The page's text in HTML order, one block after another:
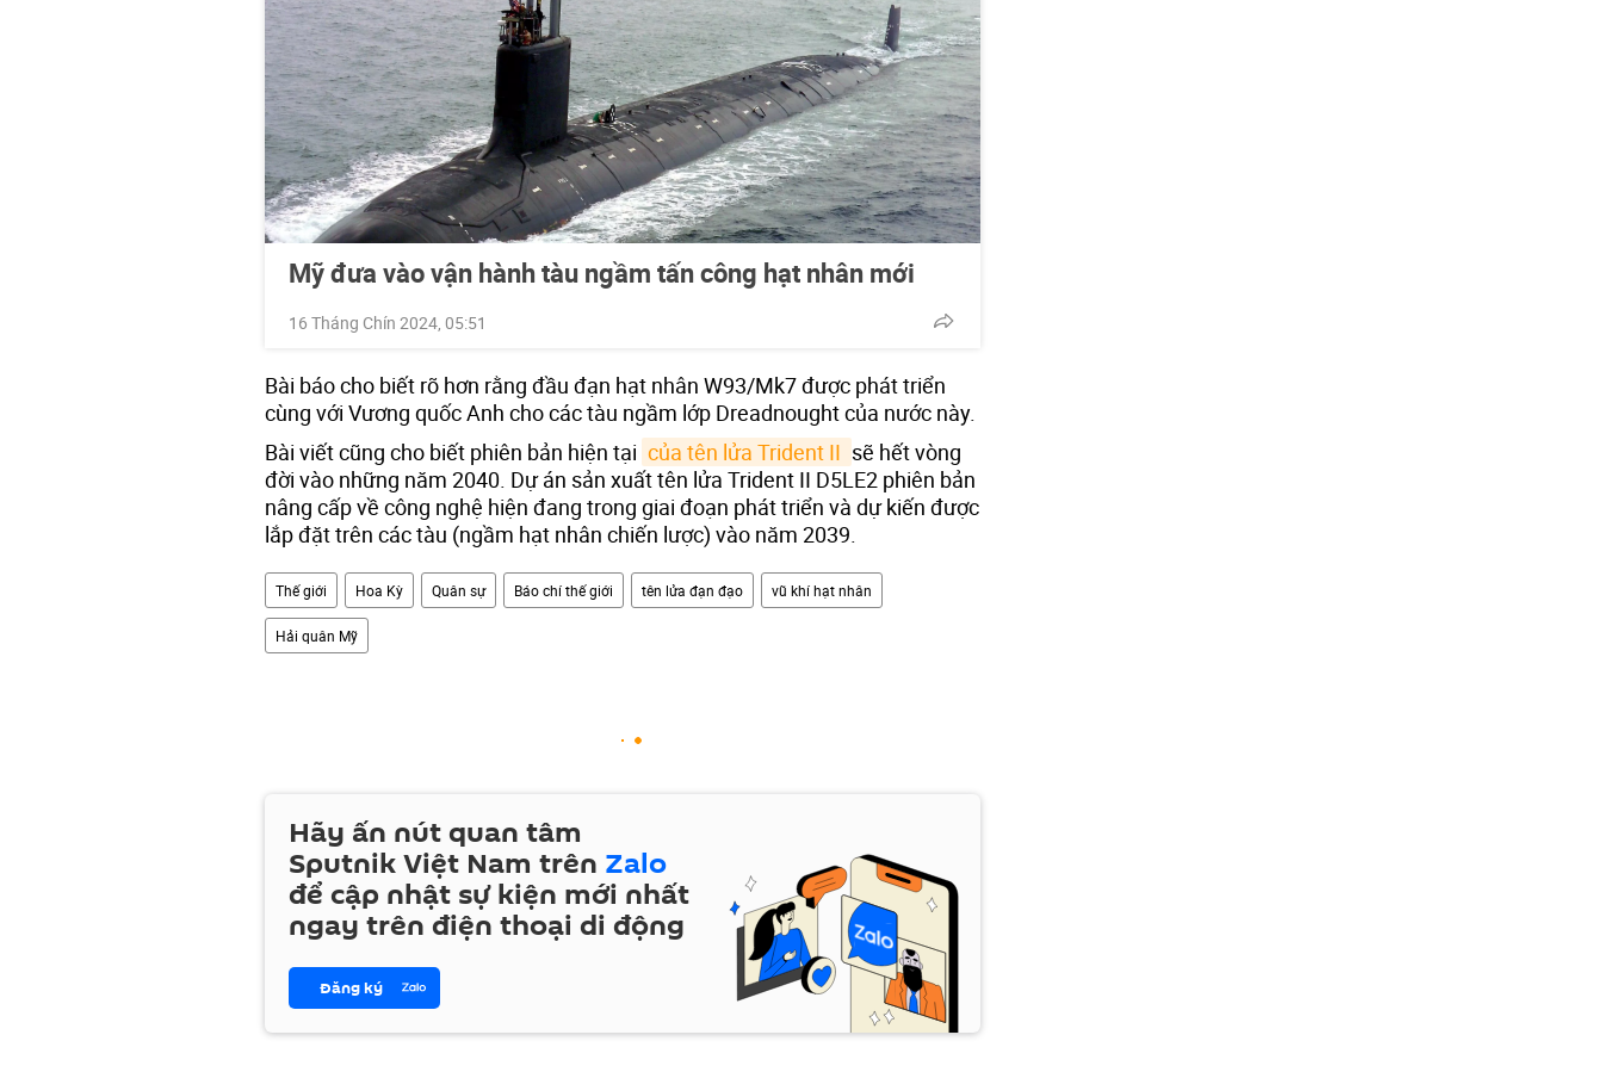
Mỹ đưa vào vận hành tàu ngầm tấn công hạt nhân mới
16 Tháng Chín 2024, 05:51
Bài báo cho biết rõ hơn rằng đầu đạn hạt nhân W93/Mk7 được phát triển
cùng với Vương quốc Anh cho các tàu ngầm lớp Dreadnought của nước này.
Bài viết cũng cho biết phiên bản hiện tại của tên lửa Trident II sẽ hết vòng
đời vào những năm 2040. Dự án sản xuất tên lửa Trident II D5LE2 phiên bản
nâng cấp về công nghệ hiện đang trong giai đoạn phát triển và dự kiến được
lắp đặt trên các tàu (ngầm hạt nhân chiến lược) vào năm 2039.
Thế giới Hoa Kỳ Quân sự Báo chí thế giới tên lửa đạn đạo vũ khí hạt nhân
Hải quân Mỹ
Hãy ấn nút quan tâm
Sputnik Việt Nam trên Zalo
để cập nhật sự kiện mới nhất
ngay trên điện thoại di động
Đăng ký